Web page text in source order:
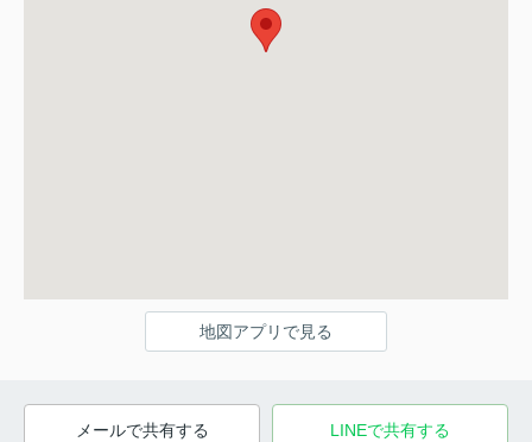
地図アプリで見る
メールで共有する LINEで共有する